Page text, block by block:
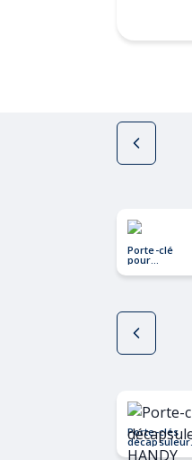
Porte-clé
pour
STANRIN
Porte-clés
décapsuleur
HANDY